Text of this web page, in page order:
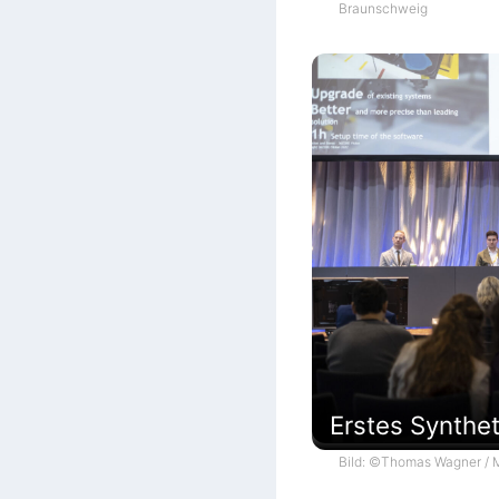
Braunschweig
Erstes
Bild: ©Thomas Wagner /